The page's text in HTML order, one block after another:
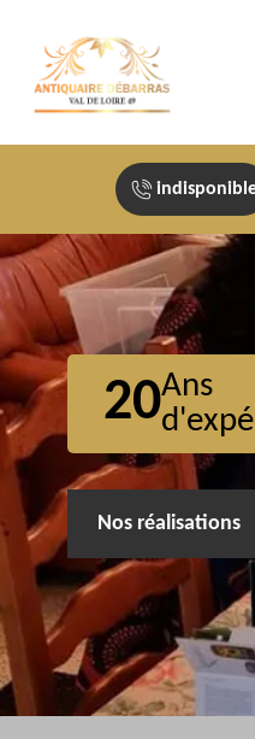
20Ans
Nos réalisations